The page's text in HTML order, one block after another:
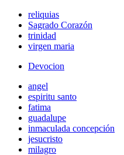
reliquias
Sagrado Corazón
trinidad
virgen maria
Devocion
angel
espiritu santo
fatima
guadalupe
inmaculada concepción
jesucristo
milagro